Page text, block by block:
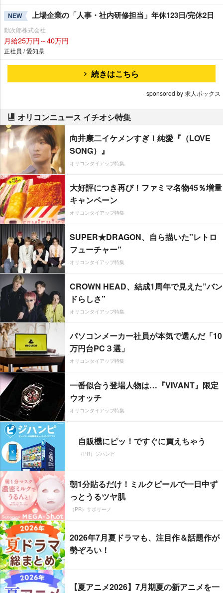
NEW 上場企業の「人事・社内研修担当」年休123日/完休2日
勤次郎株式会社
月給25万円～40万円
正社員 / 愛知県
続きはこちら
sponsored by 求人ボックス
オリコンニュース イチオシ特集
向井康二イケメンすぎ！純愛『（LOVE
SONG）』
オリコンタイアップ特集
大好評につき再び！ファミマ名物45％増量
キャンペーン
オリコンタイアップ特集
SUPER★DRAGON、自ら描いた”レトロ
フューチャー”
オリコンタイアップ特集
CROWN HEAD、結成1周年で見えた”バン
ドらしさ”
オリコンタイアップ特集
パソコンメーカー社員が本気で選んだ「10
万円台PC３選」
オリコンタイアップ特集
一番似合う登場人物は…『VIVANT』限定
ウオッチ
オリコンタイアップ特集
自販機にピッ！ですぐに買えちゃう
（PR）ジハンピ
朝1分貼るだけ！ミルクピールで一日中ず
っとうるツヤ肌
（PR）サボリーノ
2026年7月夏ドラマも、注目作＆話題作が
勢ぞろい！
【夏アニメ2026】7月期夏の新アニメを一